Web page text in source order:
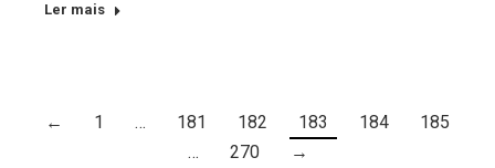
Ler mais
← 1 … 181 182 183 184
185
…
270 →